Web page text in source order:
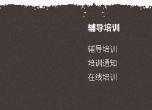
辅导培训
辅导培训
培训通知
在线培训